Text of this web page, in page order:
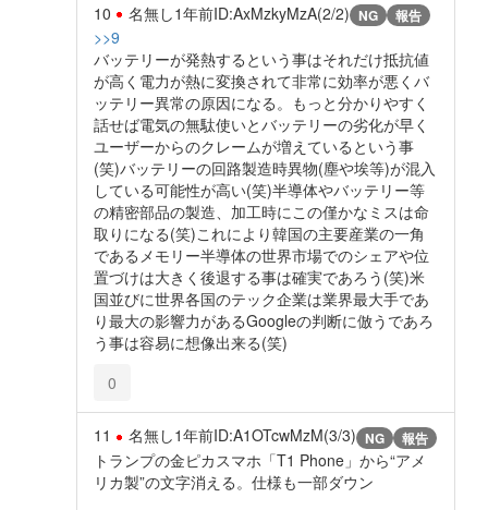
10 名無し1年前ID:AxMzkyMzA(2/2) NG 報告
>>9
バッテリーが発熱するという事はそれだけ抵抗値
が高く電力が熱に変換されて非常に効率が悪くバ
ッテリー異常の原因になる。もっと分かりやすく
話せば電気の無駄使いとバッテリーの劣化が早く
ユーザーからのクレームが増えているという事
(笑)バッテリーの回路製造時異物(塵や埃等)が混入
している可能性が高い(笑)半導体やバッテリー等
の精密部品の製造、加工時にこの僅かなミスは命
取りになる(笑)これにより韓国の主要産業の一角
であるメモリー半導体の世界市場でのシェアや位
置づけは大きく後退する事は確実であろう(笑)米
国並びに世界各国のテック企業は業界最大手であ
り最大の影響力があるGoogleの判断に倣うであろ
う事は容易に想像出来る(笑)
0
11 名無し1年前ID:A1OTcwMzM(3/3) NG 報告
トランプの金ピカスマホ「T1 Phone」から“アメ
リカ製”の文字消える。仕様も一部ダウン